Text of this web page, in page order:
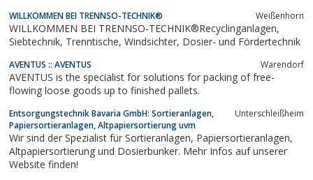
WILLKOMMEN BEI TRENNSO-TECHNIK® Weißenhorn
WILLKOMMEN BEI TRENNSO-TECHNIK®Recyclinganlagen,
Siebtechnik, Trenntische, Windsichter, Dosier- und Fördertechnik
AVENTUS :: AVENTUS Warendorf
AVENTUS is the specialist for solutions for packing of free-
flowing loose goods up to finished pallets.
Entsorgungstechnik Bavaria GmbH: Sortieranlagen,
Papiersortieranlagen, Altpapiersortierung uvm
Unterschleißheim
Wir sind der Spezialist für Sortieranlagen, Papiersortieranlagen,
Altpapiersortierung und Dosierbunker. Mehr Infos auf unserer
Website finden!